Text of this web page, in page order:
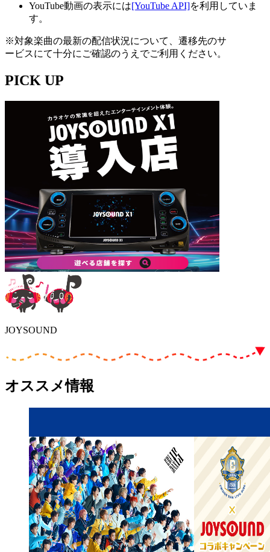
YouTube動画の表示には[YouTube API]を利用していま
す。
※対象楽曲の最新の配信状況について、遷移先のサ
ービスにて十分にご確認のうえでご利用ください。
PICK UP
JOYSOUND
オススメ情報